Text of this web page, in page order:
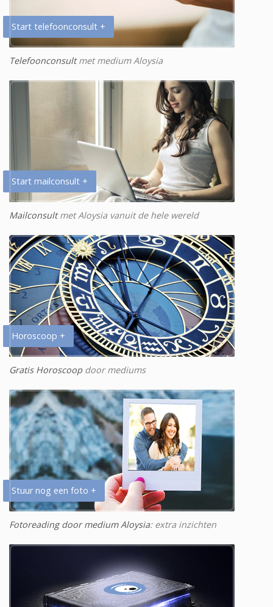
Start telefoonconsult +
Telefoonconsultmet medium Aloysia
Start mailconsult +
Mailconsultmet Aloysia vanuit de hele wereld
Horoscoop +
Gratis Horoscoopdoor mediums
Stuur nog een foto +
Fotoreading door medium Aloysia: extra inzichten